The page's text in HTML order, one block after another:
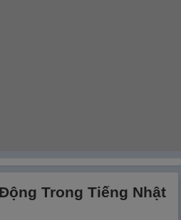
Trong Tiếng Nhật